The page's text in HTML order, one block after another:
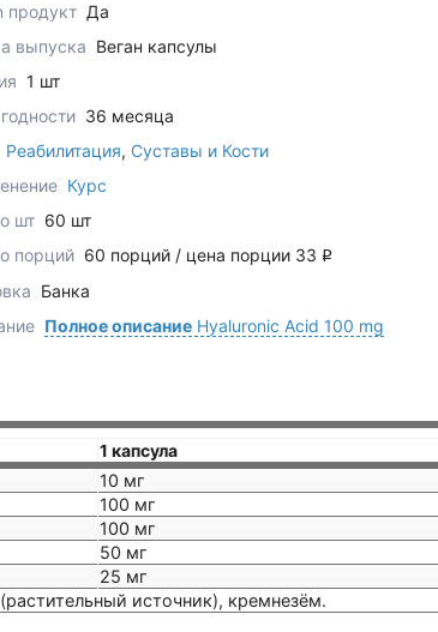
продукт Да
выпуска Веган капсулы
1 шт
36 месяца
Реабилитация, Суставы и Кости
Курс
шт 60 шт
порций 60 порций / цена порции 33 q
Банка
Полное описаниеHyaluronic Acid 100 mg
1 капсула
10 мг
100 мг
100 мг
50 мг
25 мг
источник), кремнезём.